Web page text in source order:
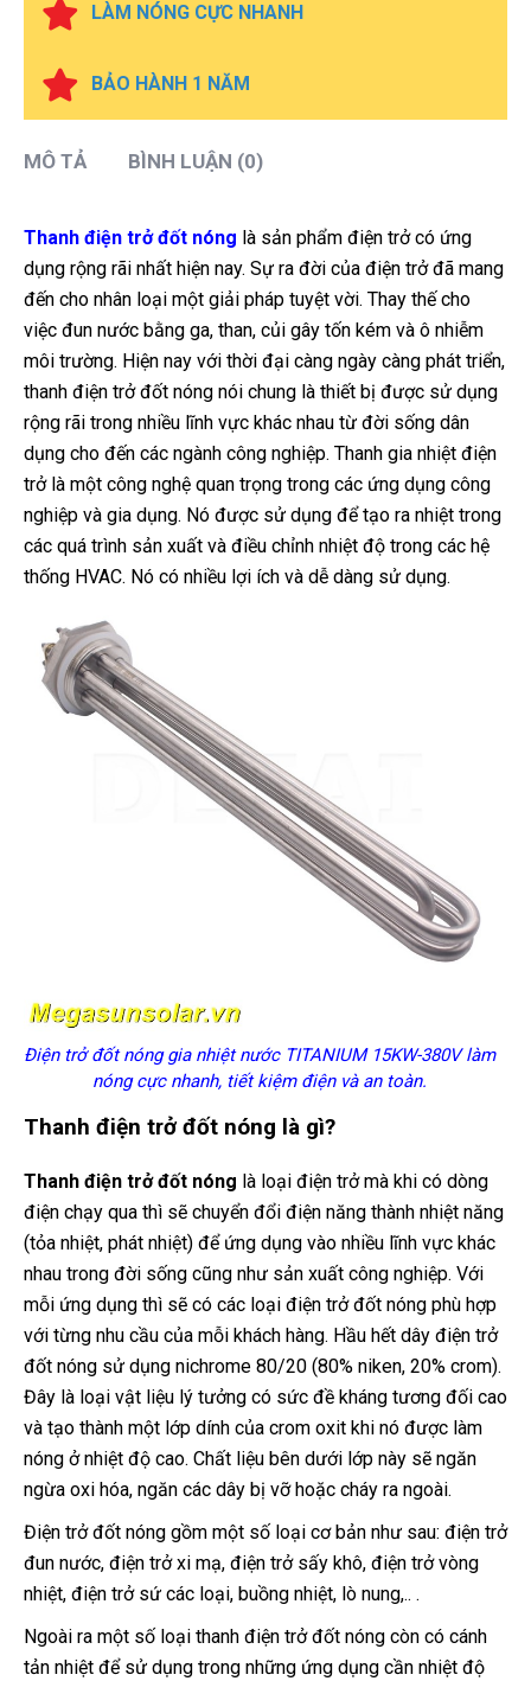
LÀM NÓNG CỰC NHANH
BẢO HÀNH 1 NĂM
MÔ TẢ BÌNH LUẬN (0)
Thanh điện trở đốt nóng là sản phẩm điện trở có ứng
dụng rộng rãi nhất hiện nay. Sự ra đời của điện trở đã mang
đến cho nhân loại một giải pháp tuyệt vời. Thay thế cho
việc đun nước bằng ga, than, củi gây tốn kém và ô nhiễm
môi trường. Hiện nay với thời đại càng ngày càng phát triển,
thanh điện trở đốt nóng nói chung là thiết bị được sử dụng
rộng rãi trong nhiều lĩnh vực khác nhau từ đời sống dân
dụng cho đến các ngành công nghiệp. Thanh gia nhiệt điện
trở là một công nghệ quan trọng trong các ứng dụng công
nghiệp và gia dụng. Nó được sử dụng để tạo ra nhiệt trong
các quá trình sản xuất và điều chỉnh nhiệt độ trong các hệ
thống HVAC. Nó có nhiều lợi ích và dễ dàng sử dụng.
Điện trở đốt nóng gia nhiệt nước TITANIUM 15KW-380V làm
nóng cực nhanh, tiết kiệm điện và an toàn.
Thanh điện trở đốt nóng là gì?
Thanh điện trở đốt nóng là loại điện trở mà khi có dòng
điện chạy qua thì sẽ chuyển đổi điện năng thành nhiệt năng
(tỏa nhiệt, phát nhiệt) để ứng dụng vào nhiều lĩnh vực khác
nhau trong đời sống cũng như sản xuất công nghiệp. Với
mỗi ứng dụng thì sẽ có các loại điện trở đốt nóng phù hợp
với từng nhu cầu của mỗi khách hàng. Hầu hết dây điện trở
đốt nóng sử dụng nichrome 80/20 (80% niken, 20% crom).
Đây là loại vật liệu lý tưởng có sức đề kháng tương đối cao
và tạo thành một lớp dính của crom oxit khi nó được làm
nóng ở nhiệt độ cao. Chất liệu bên dưới lớp này sẽ ngăn
ngừa oxi hóa, ngăn các dây bị vỡ hoặc cháy ra ngoài.
Điện trở đốt nóng gồm một số loại cơ bản như sau: điện trở
đun nước, điện trở xi mạ, điện trở sấy khô, điện trở vòng
nhiệt, điện trở sứ các loại, buồng nhiệt, lò nung,.. .
Ngoài ra một số loại thanh điện trở đốt nóng còn có cánh
tản nhiệt để sử dụng trong những ứng dụng cần nhiệt độ